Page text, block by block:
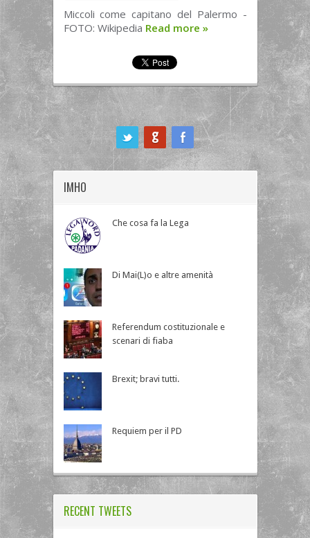
Miccoli come capitano del Palermo -
FOTO: Wikipedia Read more »
IMHO
Che cosa fa la Lega
Di Mai(L)o e altre amenità
Referendum costituzionale e
scenari di fiaba
Brexit; bravi tutti.
Requiem per il PD
RECENT TWEETS